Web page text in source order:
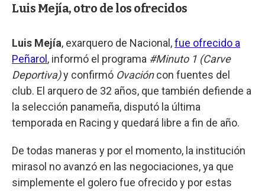
Luis Mejía, otro de los ofrecidos
Luis Mejía, exarquero de Nacional,fue ofrecido a
Peñarol , informó el programa #Minuto 1 (Carve
Deportiva)y confirmó Ovacióncon fuentes del
club. El arquero de 32 años, que también defiende a
la selección panameña, disputó la última
temporada en Racing y quedará libre a fin de año.
De todas maneras y por el momento, la institución
mirasol no avanzó en las negociaciones, ya que
simplemente el golero fue ofrecido y por estas